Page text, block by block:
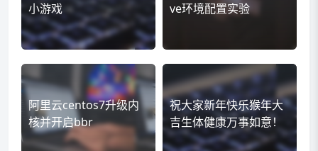
小游戏
ve环境配置实验
阿里云centos7升级内
核并开启bbr
祝大家新年快乐猴年大
吉生体健康万事如意！